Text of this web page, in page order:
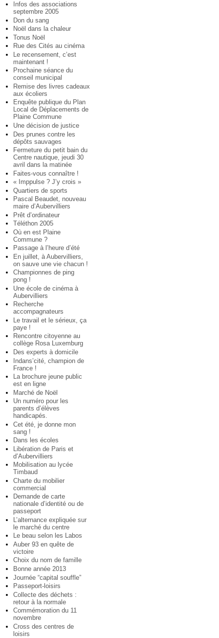
Infos des associations
septembre 2005
Don du sang
Noël dans la chaleur
Tonus Noël
Rue des Cités au cinéma
Le recensement, c’est
maintenant !
Prochaine séance du
conseil municipal
Remise des livres cadeaux
aux écoliers
Enquête publique du Plan
Local de Déplacements de
Plaine Commune
Une décision de justice
Des prunes contre les
dépôts sauvages
Fermeture du petit bain du
Centre nautique, jeudi 30
avril dans la matinée
Faites-vous connaître !
« Imppulse ? J’y crois »
Quartiers de sports
Pascal Beaudet, nouveau
maire d’Aubervilliers
Prêt d’ordinateur
Téléthon 2005
Où en est Plaine
Commune ?
Passage à l’heure d’été
En juillet, à Aubervilliers,
on sauve une vie chacun !
Championnes de ping
pong !
Une école de cinéma à
Aubervilliers
Recherche
accompagnateurs
Le travail et le sérieux, ça
paye !
Rencontre citoyenne au
collège Rosa Luxemburg
Des experts à domicile
Indans’cité, champion de
France !
La brochure jeune public
est en ligne
Marché de Noël
Un numéro pour les
parents d’élèves
handicapés.
Cet été, je donne mon
sang !
Dans les écoles
Libération de Paris et
d’Aubervilliers
Mobilisation au lycée
Timbaud
Charte du mobilier
commercial
Demande de carte
nationale d’identité ou de
passeport
L’alternance expliquée sur
le marché du centre
Le beau selon les Labos
Auber 93 en quête de
victoire
Choix du nom de famille
Bonne année 2013
Journée “capital souffle”
Passeport-loisirs
Collecte des déchets :
retour à la normale
Commémoration du 11
novembre
Cross des centres de
loisirs